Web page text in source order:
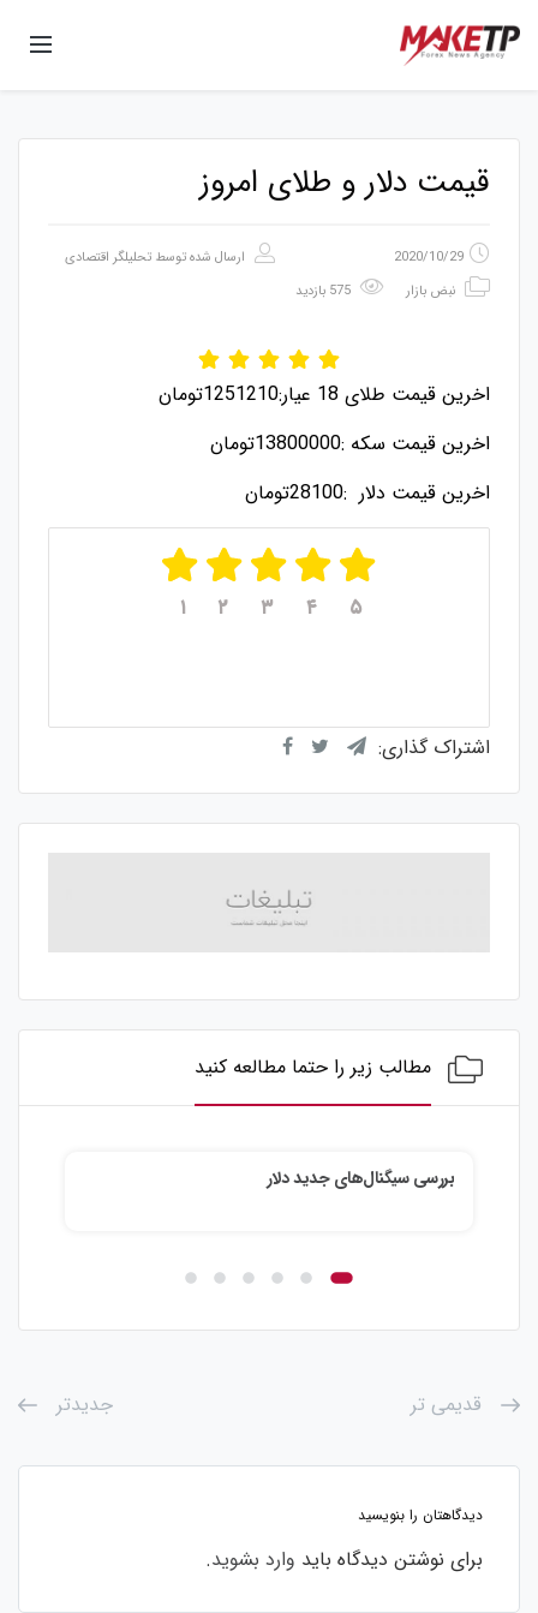
قیمت دلار و طلای امروز
2020/10/29 ارسال شده توسط تحلیلگر اقتصادی
نبض بازار
اخرین قیمت طلای 18 عیار:1251210تومان
اخرین قیمت سکه :13800000تومان
اخرین قیمت دلار :28100تومان
۱ ۲ ۳ ۴ ۵
اشتراک گذاری:
مطالب زیر را حتما مطالعه کنید
بررسی سیگنال‌های جدید دلار
قدیمی تر جدیدتر
دیدگاهتان را بنویسید
برای نوشتن دیدگاه باید وارد بشوید.